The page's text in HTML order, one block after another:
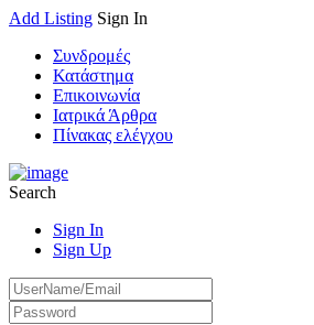
Add Listing Sign In
Συνδρομές
Κατάστημα
Επικοινωνία
Ιατρικά Άρθρα
Πίνακας ελέγχου
Search
Sign In
Sign Up